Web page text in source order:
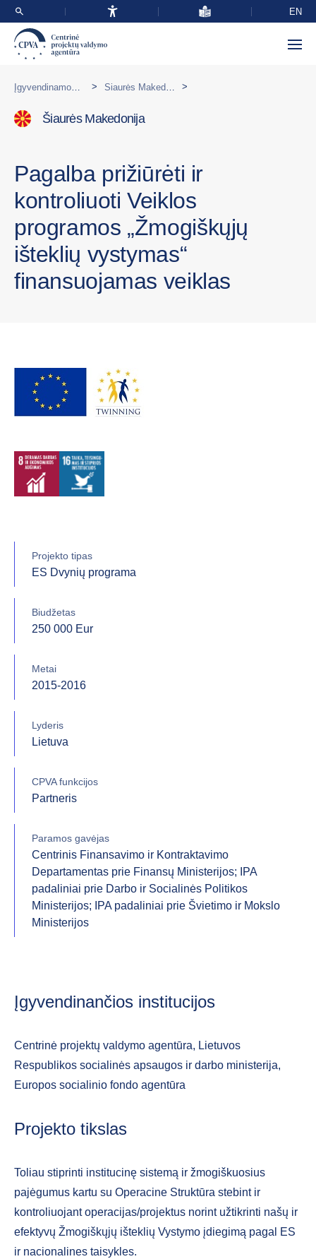
EN
> >
Šiaurės Makedonija
Pagalba prižiūrėti ir
kontroliuoti Veiklos
programos „Žmogiškųjų
išteklių vystymas“
finansuojamas veiklas
Projekto tipas
ES Dvynių programa
Biudžetas
250 000 Eur
Metai
2015-2016
Lyderis
Lietuva
CPVA funkcijos
Partneris
Paramos gavėjas
Centrinis Finansavimo ir Kontraktavimo
Departamentas prie Finansų Ministerijos; IPA
padaliniai prie Darbo ir Socialinės Politikos
Ministerijos; IPA padaliniai prie Švietimo ir Mokslo
Ministerijos
Įgyvendinančios institucijos
Centrinė projektų valdymo agentūra, Lietuvos
Respublikos socialinės apsaugos ir darbo ministerija,
Europos socialinio fondo agentūra
Projekto tikslas
Toliau stiprinti institucinę sistemą ir žmogiškuosius
pajėgumus kartu su Operacine Struktūra stebint ir
kontroliuojant operacijas/projektus norint užtikrinti našų ir
efektyvų Žmogiškųjų išteklių Vystymo įdiegimą pagal ES
ir nacionalines taisykles.